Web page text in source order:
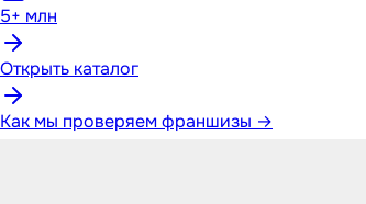
5+ млн
Открыть каталог
Как мы проверяем франшизы →